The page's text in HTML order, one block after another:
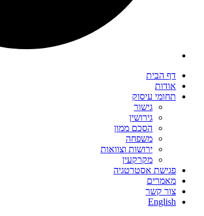
דף הבית
אודות
תחומי עיסוק
גישור
גירושין
הסכם ממון
משפחה
ירושות וצוואות
מקרקעין
פגישת אסטרטגיה
מאמרים
צור קשר
English